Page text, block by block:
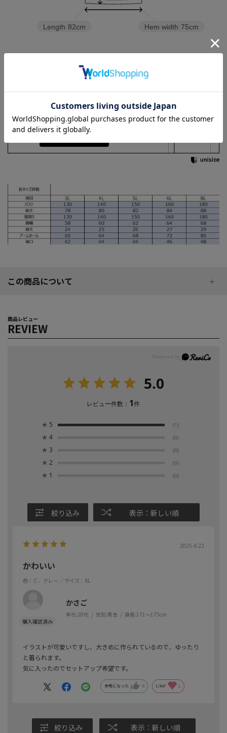
Hem width 75cm
Length 82cm
4L 5L 6L
Check the recommended size
この商品について
商品レビュー
REVIEW
5.0
レビュー件数： 1件
★ 5 (1)
★ 4 (0)
★ 3 (0)
★ 2 (0)
★ 1 (0)
絞り込み 表示：新しい順
2025.6.22
かわいい
色：Ｃ．グレー ／サイズ：6L
かさご
年代:20代 性別:男性 身長:171～175cm
イラストが可愛いですし、大きめに作られているので、ゆったり
と着られます。
気に入ったのでセットアップ希望です。
参考になった 0 Like! 1
絞り込み 表示：新しい順